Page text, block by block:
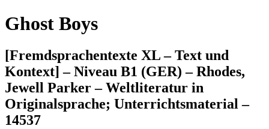
Ghost Boys
[Fremdsprachentexte XL – Text und
Kontext] – Niveau B1 (GER) – Rhodes,
Jewell Parker – Weltliteratur in
Originalsprache; Unterrichtsmaterial –
14537